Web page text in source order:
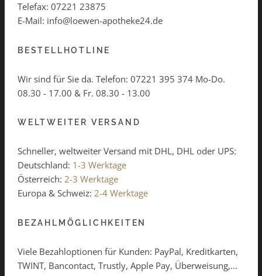
Telefax: 07221 23875
E-Mail: info@loewen-apotheke24.de
BESTELLHOTLINE
Wir sind für Sie da. Telefon: 07221 395 374 Mo-Do.
08.30 - 17.00 & Fr. 08.30 - 13.00
WELTWEITER VERSAND
Schneller, weltweiter Versand mit DHL, DHL oder UPS:
Deutschland: 1-3 Werktage
Österreich: 2-3 Werktage
Europa & Schweiz: 2-4 Werktage
BEZAHLMÖGLICHKEITEN
Viele Bezahloptionen für Kunden: PayPal, Kreditkarten,
TWINT, Bancontact, Trustly, Apple Pay, Überweisung,...